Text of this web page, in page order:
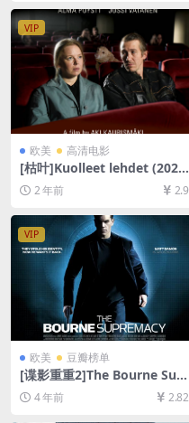
VIP
欧美 高清电影
[枯叶]Kuolleet lehdet (202
3)[百度网盘+夸克网盘1080P
超清未删减资源][网盘在线播
放/下载][MP4/5.6GB][中文字
幕]
2 年前 2.9
VIP
欧美 豆瓣榜单
[谍影重重2]The Bourne Sup
remacy (2004)[百度网盘+迅
雷云盘资源1080P超清未删减]
[MP4/6.9GB][中英字幕]
4 年前 2.82